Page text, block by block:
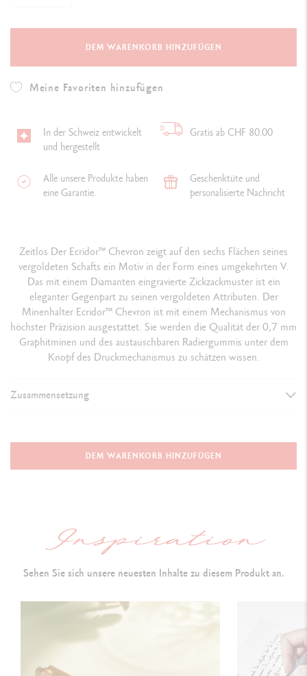
DEM WARENKORB HINZUFÜGEN
Meine Favoriten hinzufügen
In der Schweiz entwickelt
und hergestellt
Gratis ab CHF 80.00
Alle unsere Produkte haben
eine Garantie.
Geschenktüte und
personalisierte Nachricht
Zeitlos Der Ecridor™ Chevron zeigt auf den sechs Flächen seines
vergoldeten Schafts ein Motiv in der Form eines umgekehrten V.
Das mit einem Diamanten eingravierte Zickzackmuster ist ein
eleganter Gegenpart zu seinen vergoldeten Attributen. Der
Minenhalter Ecridor™ Chevron ist mit einem Mechanismus von
höchster Präzision ausgestattet. Sie werden die Qualität der 0,7 mm
Graphitminen und des austauschbaren Radiergummis unter dem
Knopf des Druckmechanismus zu schätzen wissen.
Zusammensetzung
Sechseckiger Schaft aus Messing, vergoldet
Motiv in der Form eines umgekehrten V
Glänzender Knopf und flexibler clip vergoldeten
Lasergravur des Caran d’Ache-Logos auf dem Druckknopf
DEM WARENKORB HINZUFÜGEN
Sehen Sie sich unsere neuesten Inhalte zu diesem Produkt an.